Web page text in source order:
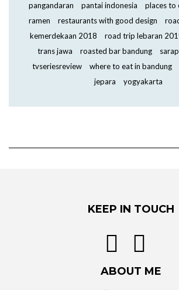
pangandaran
pantai indonesia
places to
ramen
restaurants with good design
kemerdekaan 2018
road trip lebaran
trans jawa
roasted bar bandung
tvseriesreview
where to eat in bandung
jepara
yogyakarta
KEEP IN TOUCH
ABOUT ME